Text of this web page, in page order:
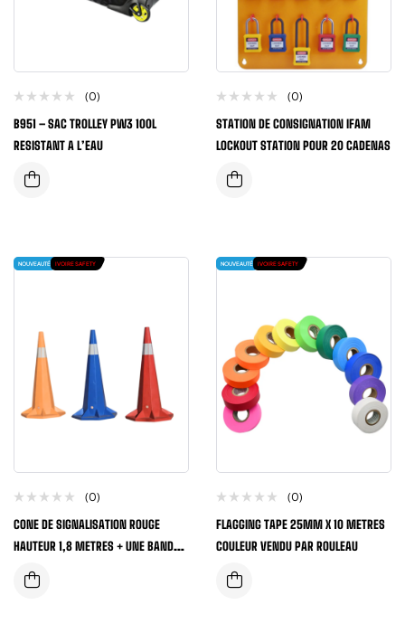
(0)
B951 – SAC TROLLEY PW3 100L
RESISTANT A L’EAU
(0)
STATION DE CONSIGNATION IFAM
LOCKOUT STATION POUR 20 CADENAS
NOUVEAUTÉ IVOIRE SAFETY
(0)
CONE DE SIGNALISATION ROUGE
HAUTEUR 1,8 METRES + UNE BANDE
REFLECHISSANTE
NOUVEAUTÉ IVOIRE SAFETY
(0)
FLAGGING TAPE 25MM X 10 METRES
COULEUR VENDU PAR ROULEAU